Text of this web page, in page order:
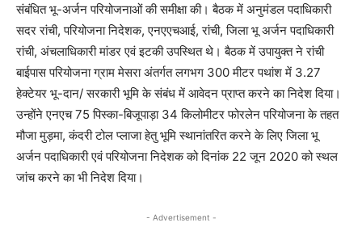
संबंधित भू-अर्जन परियोजनाओं की समीक्षा की। बैठक में अनुमंडल पदाधिकारी
सदर रांची, परियोजना निदेशक, एनएएचआई, रांची, जिला भू अर्जन पदाधिकारी
रांची, अंचलाधिकारी मांडर एवं इटकी उपस्थित थे। बैठक में उपायुक्त ने रांची
बाईपास परियोजना ग्राम मेसरा अंतर्गत लगभग 300 मीटर पथांश में 3.27
हेक्टेयर भू-दान/ सरकारी भूमि के संबंध में आवेदन प्राप्त करने का निदेश दिया।
उन्होंने एनएच 75 पिस्का-बिजूपाड़ा 34 किलोमीटर फोरलेन परियोजना के तहत
मौजा मुड़मा, कंदरी टोल प्लाजा हेतु भूमि स्थानांतरित करने के लिए जिला भू
अर्जन पदाधिकारी एवं परियोजना निदेशक को दिनांक 22 जून 2020 को स्थल
जांच करने का भी निदेश दिया।
- Advertisement -